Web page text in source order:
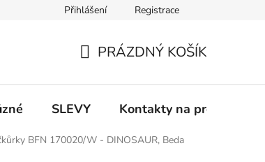
Informace k on-line platbám Odstoupení od
Přihlášení Registrace
KOŠÍK
PRÁZDNÝ KOŠÍK
SLEVY Kontakty na prodejny
BFN 170020/W - DINOSAUR, Beda